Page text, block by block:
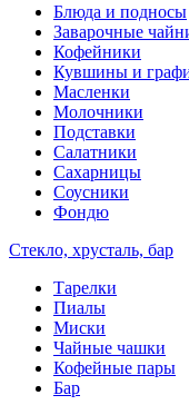
Блюда и подносы
Заварочные
Кофейники
Кувшины и
Масленки
Молочники
Подставки
Салатники
Сахарницы
Соусники
Фондю
Стекло, хрусталь, бар
Тарелки
Пиалы
Миски
Чайные чашки
Кофейные пары
Бар